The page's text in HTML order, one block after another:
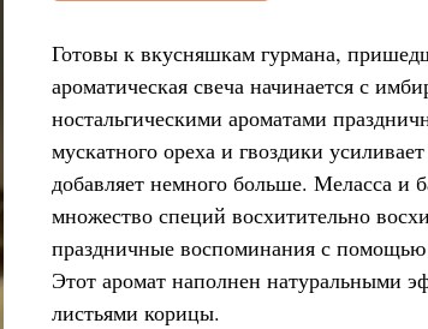
Готовы к вкусняшкам гурмана,
ароматическая свеча начинается с
ностальгическими ароматами
мускатного ореха и гвоздики
добавляет немного больше. Меласса и
множество специй восхитительно
праздничные воспоминания с
Этот аромат наполнен натуральными
листьями корицы.